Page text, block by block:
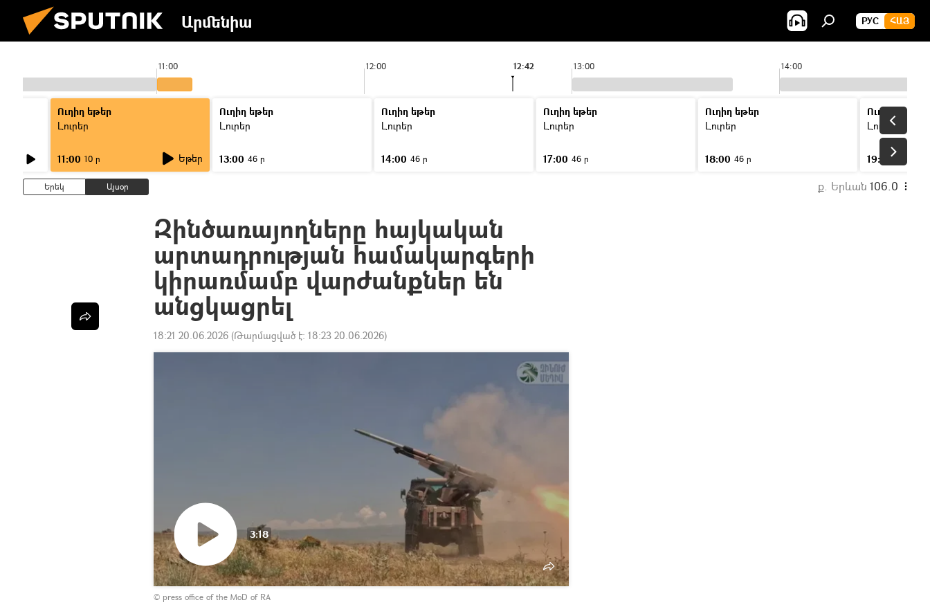
Արմենիա РУС ՀԱՅ
11:00 12:00 13:00 14:00
12:42
Ուղիղ եթեր
Լուրեր
11:00 10 ր Եթեր
Ուղիղ եթեր
Լուրեր
13:00 46 ր
Ուղիղ եթեր
Լուրեր
14:00 46 ր
Ուղիղ եթեր
Լուրեր
17:00 46 ր
Ուղիղ եթեր
Լուրեր
18:00 46 ր
Ուղիղ եթեր
Լուրեր
19:00
Երեկ Այսօր ք. Երևան 106.0
Զինծառայողները հայկական
արտադրության համակարգերի
կիրառմամբ վարժանքներ են
անցկացրել
18:21 20.06.2026 (Թարմացված է: 18:23 20.06.2026)
Դիտել
տեսանյութը
3:18
© press office of the MoD of RA